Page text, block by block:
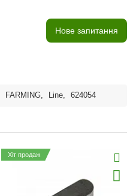
Нове запитання
FARMING, Line, 624054
Хіт продаж